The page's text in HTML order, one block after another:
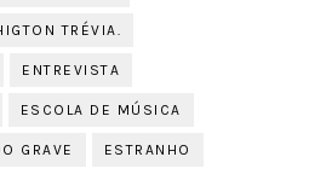
TRÉVIA.
ENTREVISTA
ESCOLA DE MÚSICA
GRAVE ESTRANHO